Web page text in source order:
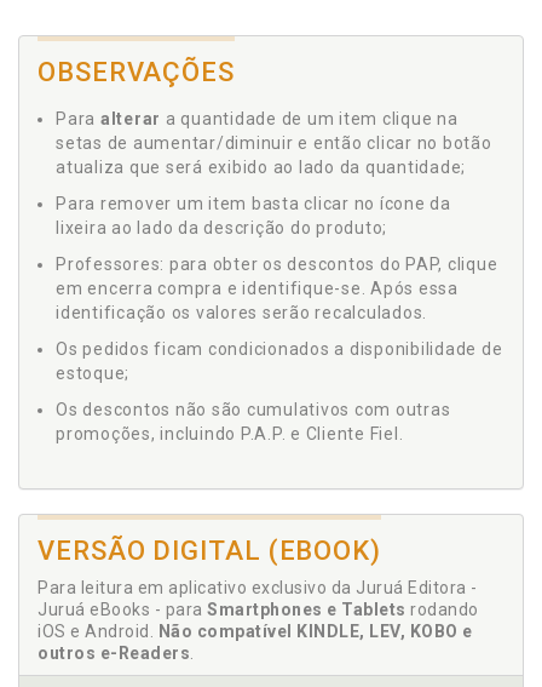
OBSERVAÇÕES
Para alterar a quantidade de um item clique na
setas de aumentar/diminuir e então clicar no botão
atualiza que será exibido ao lado da quantidade;
Para remover um item basta clicar no ícone da
lixeira ao lado da descrição do produto;
Professores: para obter os descontos do PAP, clique
em encerra compra e identifique-se. Após essa
identificação os valores serão recalculados.
Os pedidos ficam condicionados a disponibilidade de
estoque;
Os descontos não são cumulativos com outras
promoções, incluindo P.A.P. e Cliente Fiel.
VERSÃO DIGITAL (EBOOK)
Para leitura em aplicativo exclusivo da Juruá Editora -
Juruá eBooks - para Smartphones e Tablets rodando
iOS e Android.
Não compatível KINDLE, LEV, KOBO e
outros e-Readers